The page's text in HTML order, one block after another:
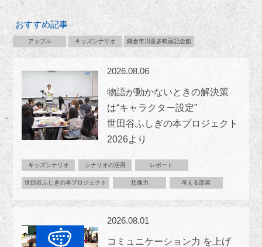
おすすめ記事
アップル キッズシナリオ 鎌倉市川喜多映画記念館
2026.08.06
物語が動かないときの解決策
は“キャラクター設定”
世田谷ふしぎの本プロジェクト
2026より
キッズシナリオ シナリオの活用 レポート
世田谷ふしぎの本プロジェクト 想像力 考える部屋
2026.08.01
コミュニケーション力 を上げ